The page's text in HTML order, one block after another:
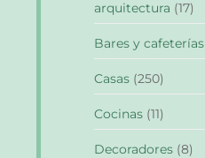
arquitectura (17)
Bares y cafeterías
Casas (250)
Cocinas (11)
Decoradores (8)